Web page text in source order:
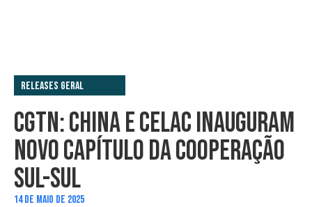
Releases Geral
CGTN: CHINA E CELAC INAUGURAM
NOVO CAPÍTULO DA COOPERAÇÃO
SUL-SUL
14 DE MAIO DE 2025